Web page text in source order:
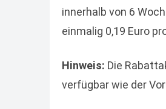
innerhalb von 6
einmalig 0,19 Euro
Hinweis: Die
verfügbar wie der